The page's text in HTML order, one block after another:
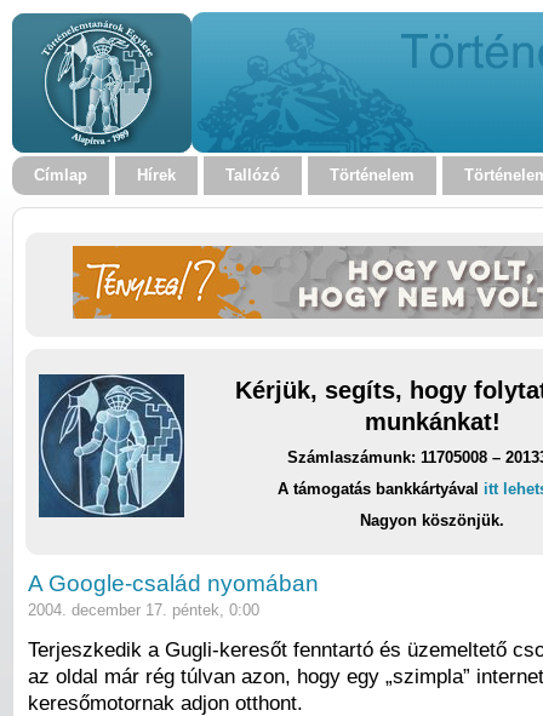
Címlap Hírek Tallózó Történelem
Kérjük, segíts, hogy
munkánkat!
Számlaszámunk: 11705008 –
A támogatás bankkártyával itt
Nagyon köszönjük.
A Google-család nyomában
2004. december 17. péntek, 0:00
Terjeszkedik a Gugli-keresőt fenntartó és üzemeltető
az oldal már rég túlvan azon, hogy egy „szimpla”
keresőmotornak adjon otthont.